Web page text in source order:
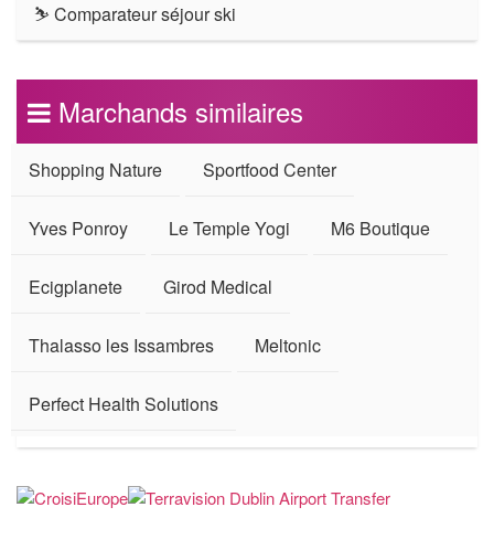
⛷ Comparateur séjour ski
Marchands similaires
Shopping Nature Sportfood Center
Yves Ponroy Le Temple Yogi M6 Boutique
Ecigplanete Girod Medical
Thalasso les Issambres Meltonic
Perfect Health Solutions